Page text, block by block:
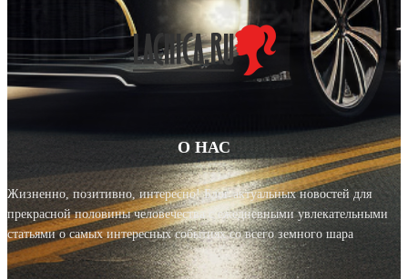
О НАС
Жизненно, позитивно, интересно! Блог актуальных новостей для
прекрасной половины человечества с ежедневными увлекательными
статьями о самых интересных событиях со всего земного шара